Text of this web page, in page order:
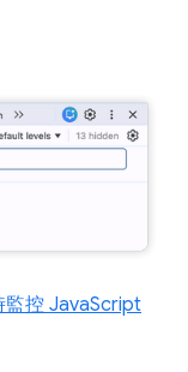
監控 JavaScript